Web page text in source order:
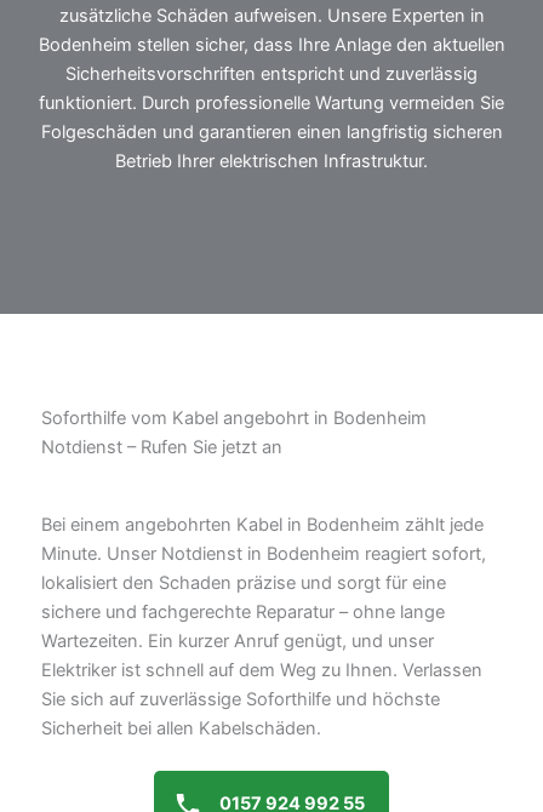
zusätzliche Schäden aufweisen. Unsere Experten in
Bodenheim stellen sicher, dass Ihre Anlage den aktuellen
Sicherheitsvorschriften entspricht und zuverlässig
funktioniert. Durch professionelle Wartung vermeiden Sie
Folgeschäden und garantieren einen langfristig sicheren
Betrieb Ihrer elektrischen Infrastruktur.
Soforthilfe vom Kabel angebohrt in Bodenheim
Notdienst – Rufen Sie jetzt an
Bei einem angebohrten Kabel in Bodenheim zählt jede
Minute. Unser Notdienst in Bodenheim reagiert sofort,
lokalisiert den Schaden präzise und sorgt für eine
sichere und fachgerechte Reparatur – ohne lange
Wartezeiten. Ein kurzer Anruf genügt, und unser
Elektriker ist schnell auf dem Weg zu Ihnen. Verlassen
Sie sich auf zuverlässige Soforthilfe und höchste
Sicherheit bei allen Kabelschäden.
0157 924 992 55